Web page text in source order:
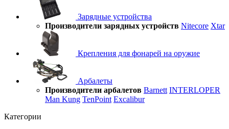
Зарядные устройства
Производители зарядных устройств Nitecore Xtar
Крепления для фонарей на оружие
Арбалеты
Производители арбалетов Barnett INTERLOPER
Man Kung TenPoint Excalibur
Категории